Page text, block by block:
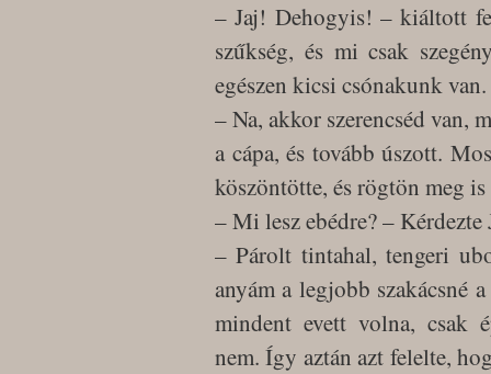
– Jaj! Dehogyis! – kiáltott
szűkség, és mi csak
egészen kicsi csónakunk van.
– Na, akkor szerencséd van,
a cápa, és tovább úszott.
köszöntötte, és rögtön meg
– Mi lesz ebédre? –
– Párolt tintahal, tengeri
anyám a legjobb szakácsné
mindent evett volna, csak
nem. Így aztán azt felelte,